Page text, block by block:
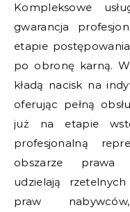
Kompleksowe
gwarancja
etapie
po obronę karną.
kładą nacisk na
oferując pełną
już na etapie
profesjonalną
obszarze prawa
udzielają
praw